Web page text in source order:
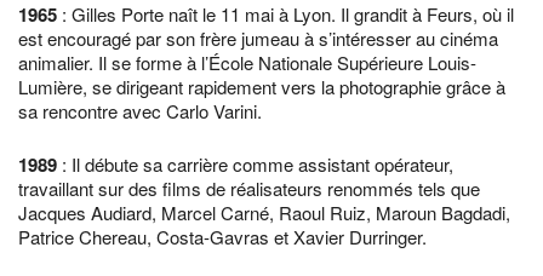
1965 : Gilles Porte naît le 11 mai à Lyon. Il grandit à Feurs, où il
est encouragé par son frère jumeau à s’intéresser au cinéma
animalier. Il se forme à l’École Nationale Supérieure Louis-
Lumière, se dirigeant rapidement vers la photographie grâce à
sa rencontre avec Carlo Varini.
1989 : Il débute sa carrière comme assistant opérateur,
travaillant sur des films de réalisateurs renommés tels que
Jacques Audiard, Marcel Carné, Raoul Ruiz, Maroun Bagdadi,
Patrice Chereau, Costa-Gavras et Xavier Durringer.